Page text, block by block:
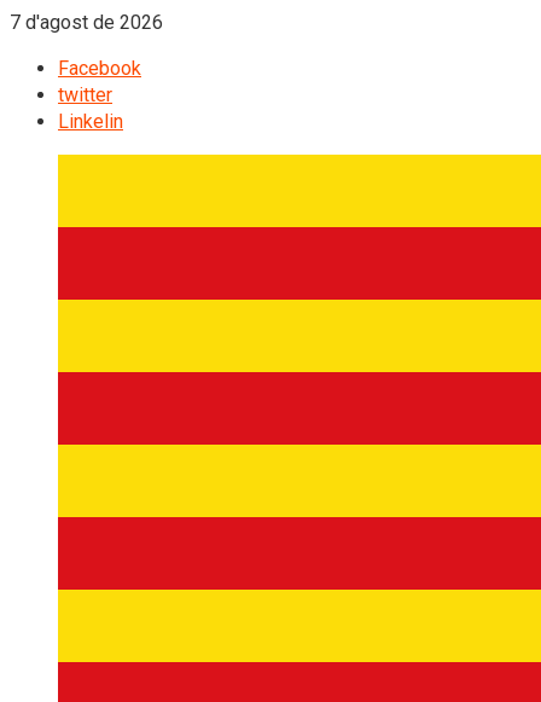
7 d'agost de 2026
Facebook
twitter
Linkelin